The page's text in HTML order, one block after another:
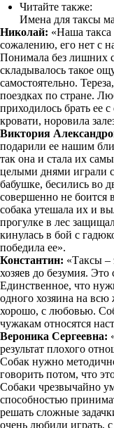
Читайте также:
Имена для таксы
Николай: «Наша
сожалению, его нет с
Понимала без лишних
складывалось такое
самостоятельно.
поездках по стране.
приходилось брать ее
кровати, норовила
Виктория
подарили ее нашим
так она и стала их
целыми днями играли с
бабушке, бесились во
совершенно не боится
собака утешала их и
прогулке в лес
кинулась в бой с
победила ее».
Константин: «Таксы –
хозяев до безумия.
Единственное, что
одного хозяина на
хорошо, с любовью.
чужакам относятся
Вероника Сергеевна:
результат плохого
Собак нужно
говорить потом, что
Собаки чрезвычайно
способностью
решать сложные
очень любили играть,